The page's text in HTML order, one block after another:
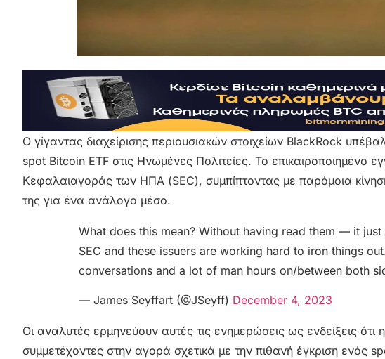
O γίγαντας διαχείρισης περιουσιακών στοιχείων BlackRock
spot Bitcoin ETF στις Ηνωμένες Πολιτείες. Το επικαιροποιημένο
Κεφαλαιαγοράς των ΗΠΑ (SEC), συμπίπτοντας με παρόμοια
της για ένα ανάλογο μέσο.
What does this mean? Without having read them — it
SEC and these issuers are working hard to iron things
conversations and a lot of man hours on/between both
— James Seyffart (@JSeyff) December 4, 2023
Οι αναλυτές ερμηνεύουν αυτές τις ενημερώσεις ως ενδείξεις
συμμετέχοντες στην αγορά σχετικά με την πιθανή έγκριση ενός